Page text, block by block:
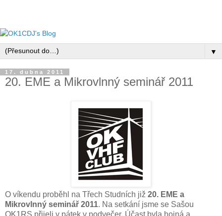
▼
17. dubna 2011
20. EME a Mikrovlnný seminář 2011
O víkendu proběhl na Třech Studních již 20. EME a
Mikrovlnný seminář 2011. Na setkání jsme se Sašou
OK1RS přijeli v pátek v podvečer. Účast byla hojná a